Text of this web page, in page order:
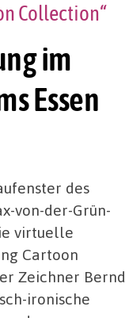
im
Essen
Collection“
des
von-der-Grün-
virtuelle
Cartoon
Zeichner Bernd
ironische